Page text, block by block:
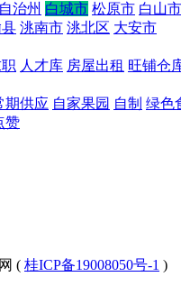
治州 白城市 松原市 白山市
洮南市 洮北区 大安市
人才库 房屋出租 旺铺仓
期供应 自家果园 自制 绿色
赞
( 桂ICP备19008050号-1 )